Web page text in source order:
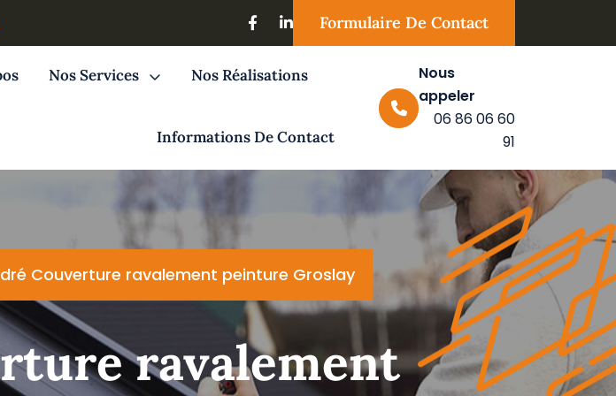
Formulaire De Contact
Nos Services Nos Réalisations
Informations De Contact
Nous
appeler
06 86 06 60
91
Couverture ravalement peinture Groslay
ravalement